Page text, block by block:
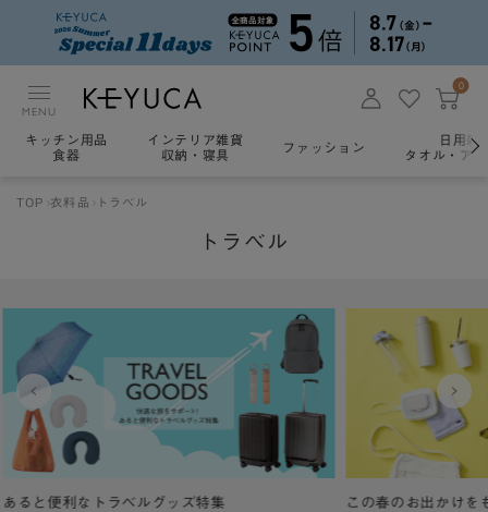
MENU
0
キッチン用品
食器
インテリア雑貨
収納・寝具
ファッション
日用雑
タオル・ア
TOP 衣料品 トラベル
トラベル
この春のお出かけをもっと楽しく快適にするアイ
ある